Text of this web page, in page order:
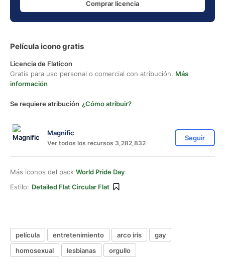
Comprar licencia
Película icono gratis
Licencia de Flaticon
Gratis para uso personal o comercial con atribución. Más
información
Se requiere atribución ¿Cómo atribuir?
Magnific
Ver todos los recursos 3,282,832
Seguir
Más iconos del pack World Pride Day
Estilo: Detailed Flat Circular Flat
película entretenimiento arco iris
gay
homosexual
lesbianas orgullo